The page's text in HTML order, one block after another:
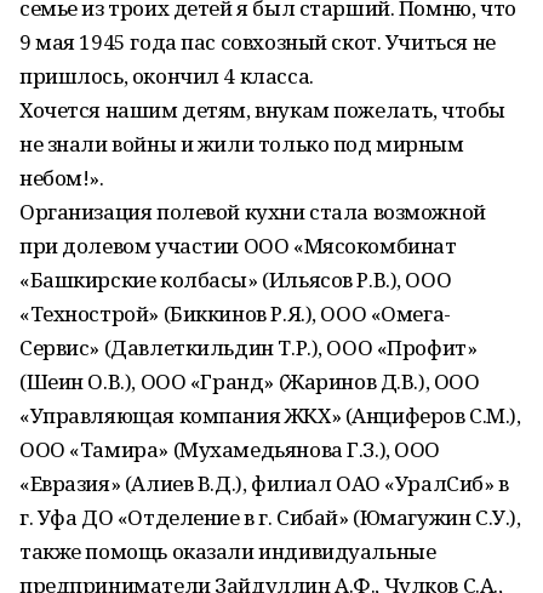
семье из троих детей я был старший. Помню, что
9 мая 1945 года пас совхозный скот. Учиться не
пришлось, окончил 4 класса.
Хочется нашим детям, внукам пожелать, чтобы
не знали войны и жили только под мирным
небом!».
Организация полевой кухни стала возможной
при долевом участии ООО «Мясокомбинат
«Башкирские колбасы» (Ильясов Р.В.), ООО
«Технострой» (Биккинов Р.Я.), ООО «Омега-
Сервис» (Давлеткильдин Т.Р.), ООО «Профит»
(Шеин О.В.), ООО «Гранд» (Жаринов Д.В.), ООО
«Управляющая компания ЖКХ» (Анциферов С.М.),
ООО «Тамира» (Мухамедьянова Г.З.), ООО
«Евразия» (Алиев В.Д.), филиал ОАО «УралСиб» в
г. Уфа ДО «Отделение в г. Сибай» (Юмагужин С.У.),
также помощь оказали индивидуальные
предприниматели Зайдуллин А.Ф., Чулков С.А.,